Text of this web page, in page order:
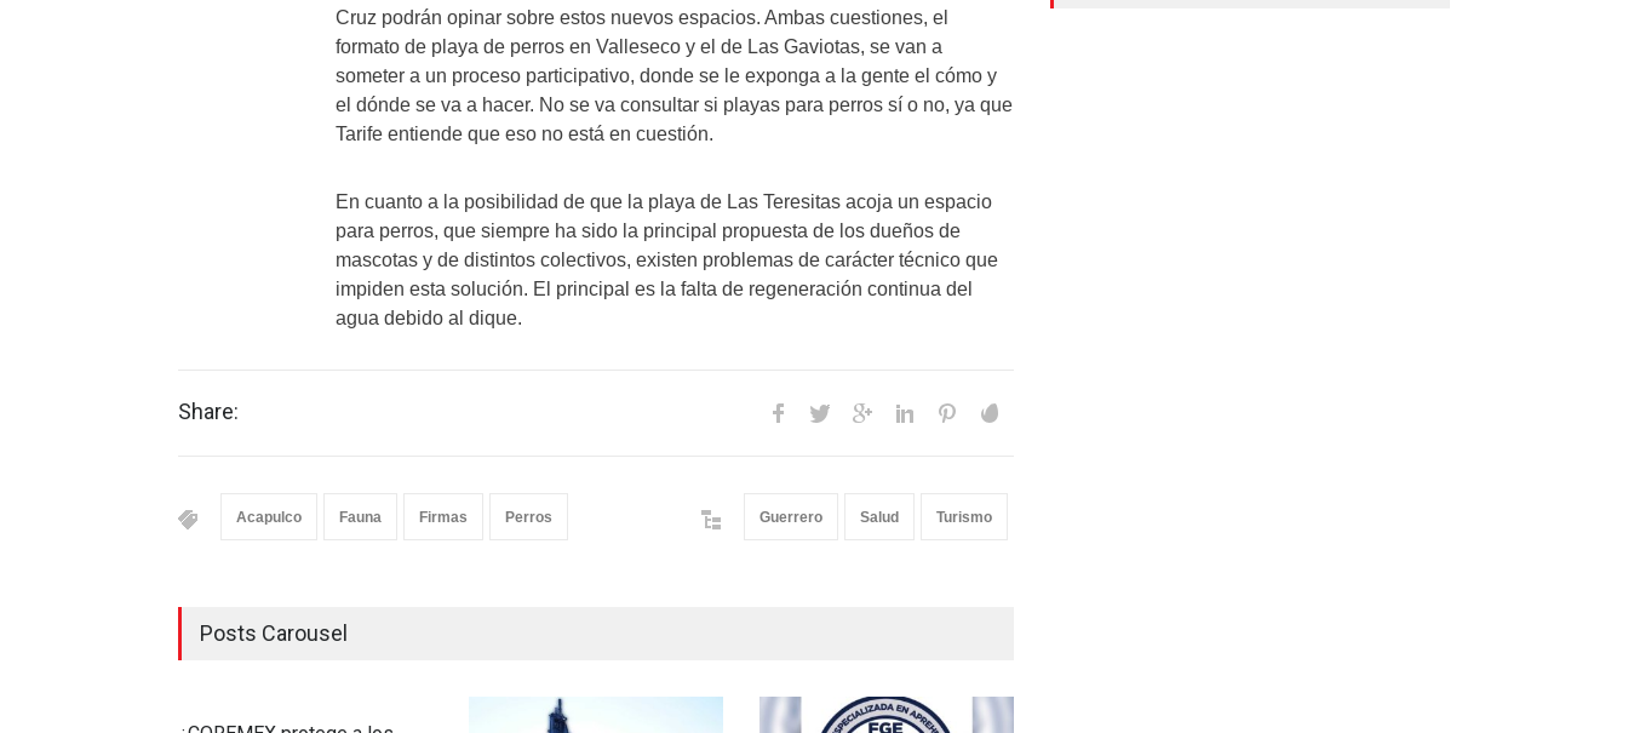
Cruz podrán opinar sobre estos nuevos espacios. Ambas cuestiones, el
formato de playa de perros en Valleseco y el de Las Gaviotas, se van a
someter a un proceso participativo, donde se le exponga a la gente el cómo y
el dónde se va a hacer. No se va consultar si playas para perros sí o no, ya que
Tarife entiende que eso no está en cuestión.
En cuanto a la posibilidad de que la playa de Las Teresitas acoja un espacio
para perros, que siempre ha sido la principal propuesta de los dueños de
mascotas y de distintos colectivos, existen problemas de carácter técnico que
impiden esta solución. El principal es la falta de regeneración continua del
agua debido al dique.
Share:
Acapulco Fauna Firmas Perros Guerrero Salud Turismo
Posts Carousel